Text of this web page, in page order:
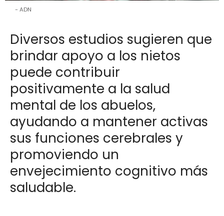
ADN
Diversos estudios sugieren que
brindar apoyo a los nietos
puede contribuir
positivamente a la salud
mental de los abuelos,
ayudando a mantener activas
sus funciones cerebrales y
promoviendo un
envejecimiento cognitivo más
saludable.